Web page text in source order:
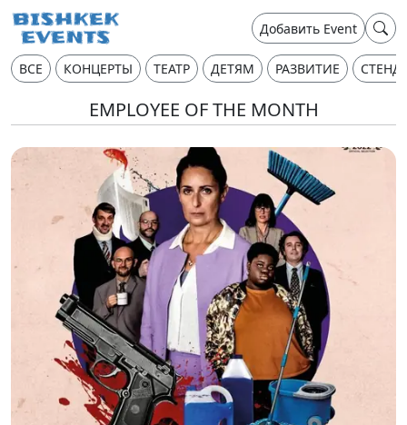
Добавить Event
ВСЕ КОНЦЕРТЫ ТЕАТР ДЕТЯМ РАЗВИТИЕ
EMPLOYEE OF THE MONTH